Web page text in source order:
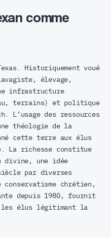
comme
Historiquement voué
élevage,
infrastructure
terrains) et politique
L’usage des ressources
théologie de la
cette terre aux élus
La richesse constitue
divine, une idée
par diverses
chrétien,
depuis 1980, fournit
les élus légitimant la